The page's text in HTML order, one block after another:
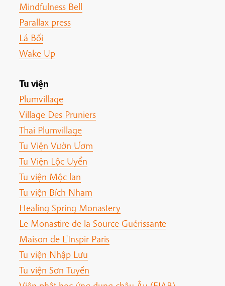
Mindfulness Bell
Parallax press
Lá Bối
Wake Up
Tu viện
Plumvillage
Village Des Pruniers
Thai Plumvillage
Tu Viện Vườn Ươm
Tu Viện Lộc Uyển
Tu viện Mộc lan
Tu viện Bích Nham
Healing Spring Monastery
Le Monastire de la Source Guérissante
Maison de L'Inspir Paris
Tu viện Nhập Lưu
Tu viện Sơn Tuyền